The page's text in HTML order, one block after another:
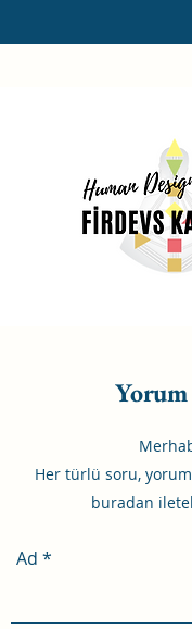
Her türlü soru, yorum
buradan
Ad